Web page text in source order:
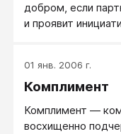
добром, если
и проявит
01 янв. 2006 г.
Комплимент
Комплимент —
восхищенно